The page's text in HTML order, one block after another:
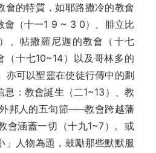
會的特質，如耶路撒冷的教會
會（十一1 9 ~ 3 0）、腓立比
、帖撒羅尼迦的教會（十七
（十七10~14）以及哥林多的
亦可以聖靈在使徒行傳中的劃
息：教會誕生（二1~13）、教
邦人的五旬節—─教會跨越藩
會涵蓋一切（十九1~7）。或
」人物為題，鼓勵那些默默服